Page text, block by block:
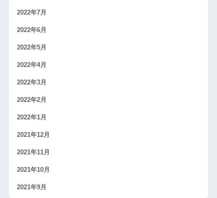
2022年7月
2022年6月
2022年5月
2022年4月
2022年3月
2022年2月
2022年1月
2021年12月
2021年11月
2021年10月
2021年9月